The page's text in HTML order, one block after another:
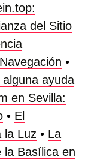
del Sitio
•
ayuda
en Sevilla:
• El
la Luz • La
la Basílica en